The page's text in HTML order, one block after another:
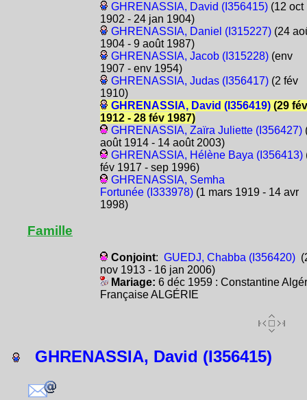
GHRENASSIA, David (I356415)(12 oct
1902 - 24 jan 1904)
GHRENASSIA, Daniel (I315227)(24
1904 - 9 août 1987)
GHRENASSIA, Jacob (I315228)(env
1907 - env 1954)
GHRENASSIA, Judas (I356417)(2 fév
1910)
GHRENASSIA, David (I356419)(29 fév
1912 - 28 fév 1987)
GHRENASSIA, Zaïra Juliette (I356427)
août 1914 - 14 août 2003)
GHRENASSIA, Hélène Baya (I356413)
fév 1917 - sep 1996)
GHRENASSIA, Semha
Fortunée (I333978)(1 mars 1919 - 14 avr
1998)
Famille
Conjoint: GUEDJ, Chabba (I356420)
nov 1913 - 16 jan 2006)
Mariage: 6 déc 1959 : Constantine
Française ALGÉRIE
GHRENASSIA, David (I356415)